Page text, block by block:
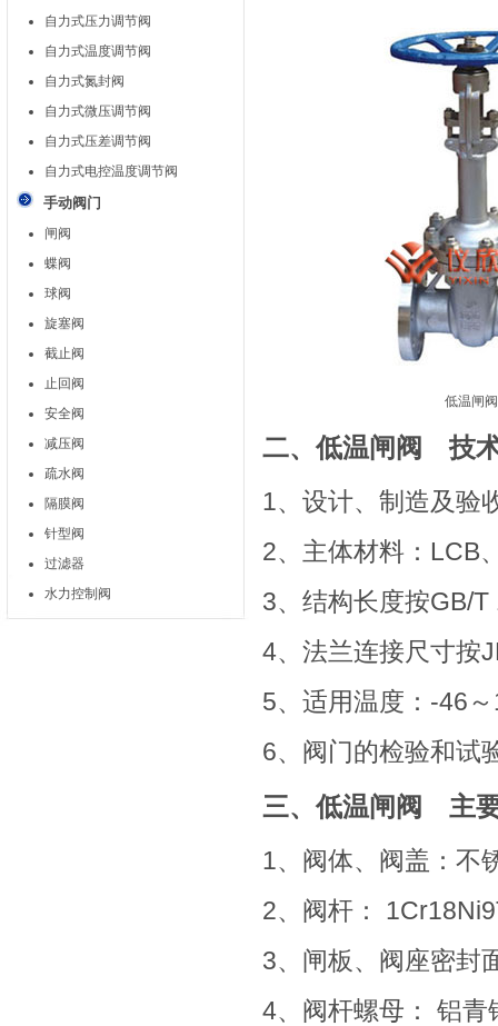
自力式压力调节阀
自力式温度调节阀
自力式氮封阀
自力式微压调节阀
自力式压差调节阀
自力式电控温度调节阀
手动阀门
闸阀
蝶阀
球阀
旋塞阀
截止阀
止回阀
安全阀
减压阀
疏水阀
隔膜阀
针型阀
过滤器
水力控制阀
低温闸阀
二、低温闸阀 技
1、设计、制造及验
2、主体材料：LCB
3、结构长度按GB/
4、法兰连接尺寸按
5、适用温度：-46～
6、阀门的检验和试
三、低温闸阀 主
1、阀体、阀盖：不
2、阀杆：
3、闸板、阀座密封
4、阀杆螺母： 铝青